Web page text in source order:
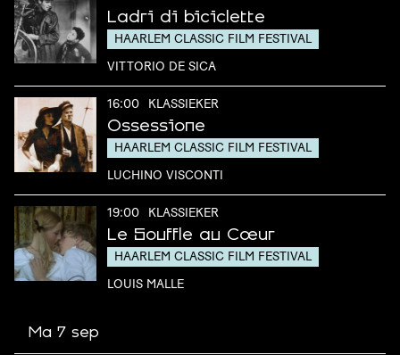
Ladri di biciclette
HAARLEM CLASSIC FILM FESTIVAL
VITTORIO DE SICA
16:00 KLASSIEKER
Ossessione
HAARLEM CLASSIC FILM FESTIVAL
LUCHINO VISCONTI
19:00 KLASSIEKER
Le Souffle au Cœur
HAARLEM CLASSIC FILM FESTIVAL
LOUIS MALLE
Ma 7 sep